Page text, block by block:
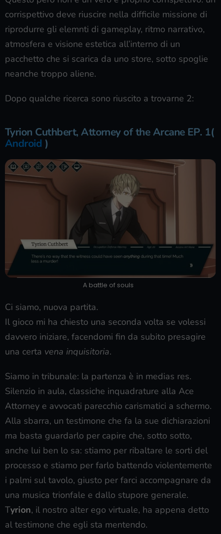
corrispettivo deve riuscire nella difficile missione di
riprodurre gli elemnti di gameplay, ritmo narrativo,
atmosfera e visione estetica all’interno di un
pacchetto che si scarica da uno store, sotto spoglie
neanche troppo aliene.
Dopo qualche ricerca sono riuscito a trovarne 2:
Tyrion Cuthbert, Attorney of the Arcane EP. 1(
Android )
A battle of souls
Ci siamo, nuova partita.
Il gioco mi ha chiesto una seconda volta se volessi
davvero iniziare, facendomi fin da subito presagire
una certa vena inquisitoria.
Siamo in tribunale: la partenza è in medias res.
Silenzio in aula, classiche inquadrature alla Ace
Attorney e avvocati parecchio carismatici a schermo.
Alla sbarra, un testimone che fa la sue dichiarazioni
ma basta guardarlo per capire che, sotto sotto,
anche lui ben lo sa: stiamo per ribaltare le sorti del
processo e stiamo per farlo battendo violentemente
i palmi sul tavolo, giusto per farci accompagnare da
una musica trionfale e dallo stupore generale.
Tyrion, il nostro alter ego virtuale, ha appena detto
al testimone che egli sta mentendo.